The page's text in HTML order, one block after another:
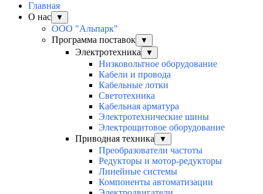
Главная
О нас
▼
ООО "Альпарк"
Программа поставок
▼
Электротехника ▼
Низковольтное оборудование
Кабели и провода
Кабельные лотки
Светотехника
Кабельная арматура
Электротехнические шины
Электрощитовое оборудование
Приводная техника
▼
Преобразователи частоты
Редукторы и мотор-редукторы
Линейные системы
Компоненты автоматизации